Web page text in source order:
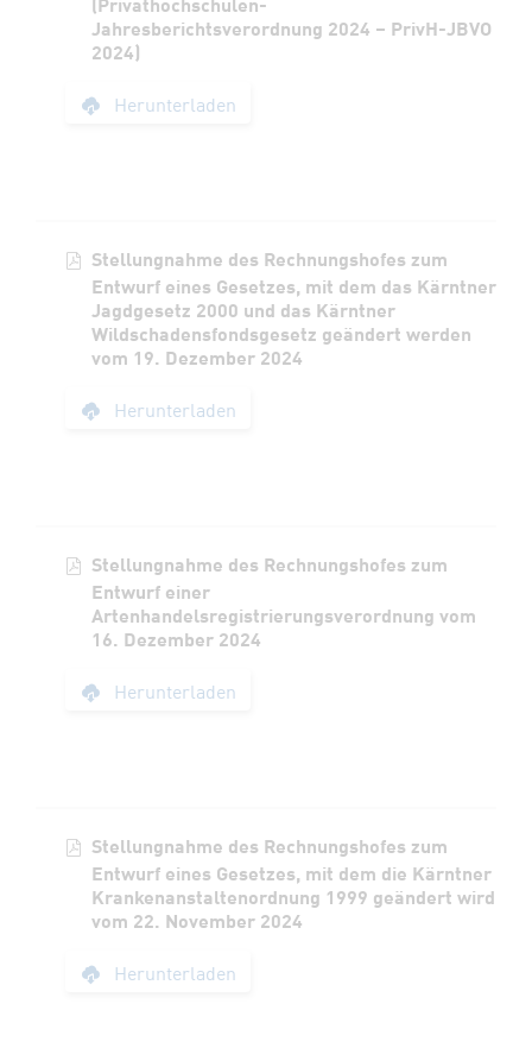
Jahresberichtsverordnung 2024 – PrivH-JBVO
2024)
Stellungnahme
Herunterladen
Stellungnahme des Rechnungshofes zum
Entwurf eines Gesetzes, mit dem das Kärntner
Jagdgesetz 2000 und das Kärntner
Wildschadensfondsgesetz geändert werden
vom 19. Dezember 2024
Stellungnahme
Herunterladen
Stellungnahme des Rechnungshofes zum
Entwurf einer
Artenhandelsregistrierungsverordnung vom
16. Dezember 2024
Stellungnahme
Herunterladen
Stellungnahme des Rechnungshofes zum
Entwurf eines Gesetzes, mit dem die Kärntner
Krankenanstaltenordnung 1999 geändert wird
vom 22. November 2024
Stellungnahme
Herunterladen